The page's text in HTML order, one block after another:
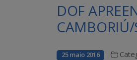
DOF
CAMBORIÚ/
25 maio 2016